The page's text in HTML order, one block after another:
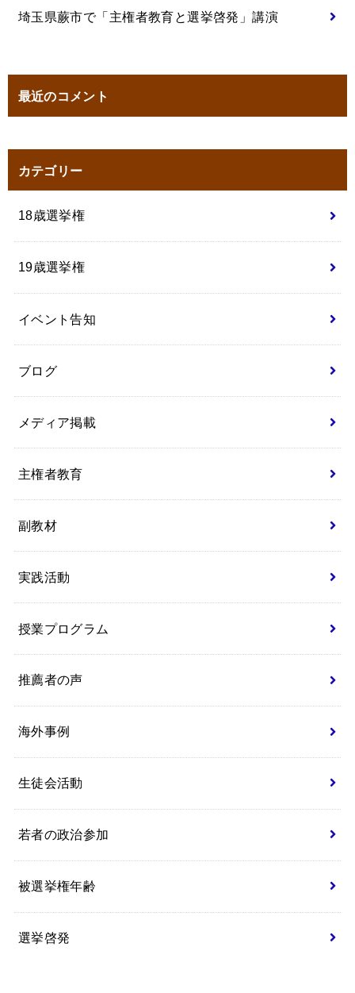
埼玉県蕨市で「主権者教育と選挙啓発」講演
最近のコメント
カテゴリー
18歳選挙権
19歳選挙権
イベント告知
ブログ
メディア掲載
主権者教育
副教材
実践活動
授業プログラム
推薦者の声
海外事例
生徒会活動
若者の政治参加
被選挙権年齢
選挙啓発